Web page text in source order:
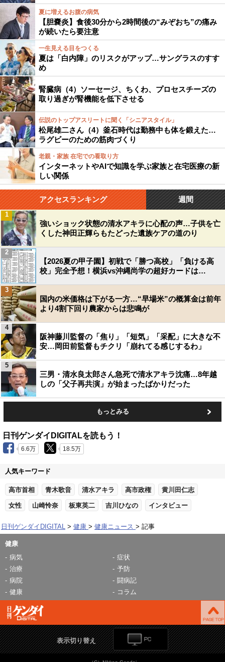
夏に増えるお腹の病気
【胆嚢炎】食後30分から2時間後の“みぞおち”の痛み
が続いたら要注意
一生見える目をつくる
夏は「白内障」のリスクがアップ…サングラスのすす
め
腎臓病（4）ソーセージ、ちくわ、プロセスチーズの
取り過ぎが腎機能を低下させる
伝説のトップアスリートに聞く「シニアスタイル」
松尾雄二さん（4）釜石時代は勤務中も体を鍛えた…
ラグビーのための筋肉づくり
老親・家族 在宅での看取り方
インターネットやAIで知識を学ぶ家族と在宅医療の新
しい関係
アクセスランキング 週間
強いショック状態の清水アキラに心配の声…子供を亡
くした神田正輝らもたどった遺族ケアの道のり
1
【2026夏の甲子園】初戦で「勝つ高校」「負ける高
校」完全予想！横浜vs沖縄尚学の超好カードは…
2
国内の米価格は下がる一方…“早場米”の概算金は前年
より4割下回り農家からは悲鳴が
3
阪神藤川監督の「焦り」「短気」「采配」に大きな不
安…岡田前監督もチクリ「崩れてる感じするわ」
4
三男・清水良太郎さん急死で清水アキラ沈痛…8年越
しの「父子再共演」が始まったばかりだった
5
もっとみる
日刊ゲンダイDIGITALを読もう！
6.6万 18.5万
人気キーワード
高市首相 青木歌音 清水アキラ 高市政権 黄川田仁志
女性 山崎怜奈 板東英二 吉川ひなの インタビュー
日刊ゲンダイDIGITAL 健康 健康ニュース 記事
健康
病気
症状
治療
予防
病院
闘病記
健康
コラム
表示切り替え